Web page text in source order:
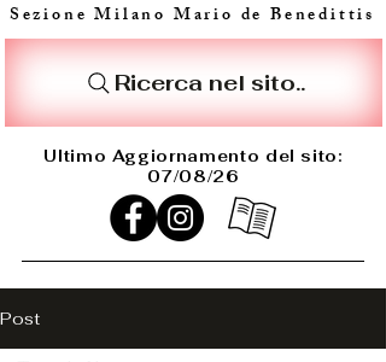
Sezione Milano Mario de Benedittis
Ricerca nel sito..
Ultimo Aggiornamento del sito:
07/08/26
Post